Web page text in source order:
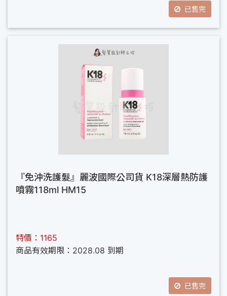
已售完
『免沖洗護髮』麗波國際公司貨 K18深層熱防護
噴霧118ml HM15
特價：1165
商品有效期限：2028.08 到期
已售完